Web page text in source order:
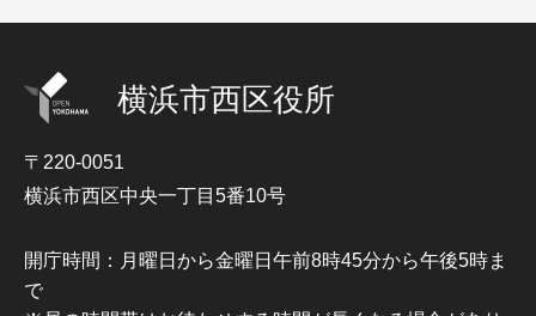
横浜市西区役所
〒220-0051
横浜市西区中央一丁目5番10号
開庁時間：月曜日から金曜日午前8時45分から午後5時ま
で